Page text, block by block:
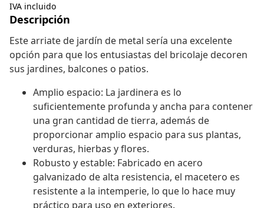
IVA incluido
Descripción
Este arriate de jardín de metal sería una excelente
opción para que los entusiastas del bricolaje decoren
sus jardines, balcones o patios.
Amplio espacio: La jardinera es lo
suficientemente profunda y ancha para contener
una gran cantidad de tierra, además de
proporcionar amplio espacio para sus plantas,
verduras, hierbas y flores.
Robusto y estable: Fabricado en acero
galvanizado de alta resistencia, el macetero es
resistente a la intemperie, lo que lo hace muy
práctico para uso en exteriores.